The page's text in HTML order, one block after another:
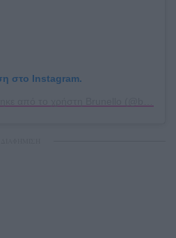
στο Instagram.